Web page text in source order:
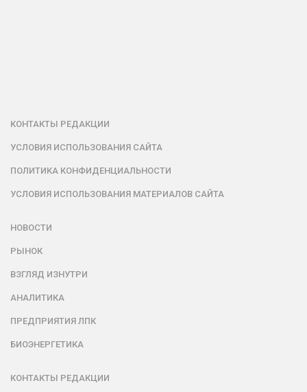
КОНТАКТЫ РЕДАКЦИИ
УСЛОВИЯ ИСПОЛЬЗОВАНИЯ САЙТА
ПОЛИТИКА КОНФИДЕНЦИАЛЬНОСТИ
УСЛОВИЯ ИСПОЛЬЗОВАНИЯ МАТЕРИАЛОВ САЙТА
НОВОСТИ
РЫНОК
ВЗГЛЯД ИЗНУТРИ
АНАЛИТИКА
ПРЕДПРИЯТИЯ ЛПК
БИОЭНЕРГЕТИКА
КОНТАКТЫ РЕДАКЦИИ